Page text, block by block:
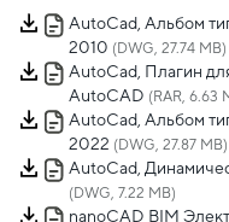
AutoCad, Альбом
2010 (DWG, 27.74 MB)
AutoCad, Плагин
AutoCAD (RAR, 6.63
AutoCad, Альбом
2022 (DWG, 27.87 MB)
AutoCad,
(DWG, 7.22 MB)
nanoCAD BIM